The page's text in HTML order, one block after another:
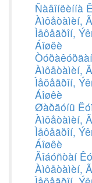
Ñàâîíëèííà
Àìôåòàìèí,
Ìåôåäðîí,
Áîøêè
Àìôåòàìèí,
Ìåôåäðîí,
Áîøêè
Øàðãóíü
Àìôåòàìèí,
Ìåôåäðîí,
Áîøêè
Ãîáóñòàí
Àìôåòàìèí,